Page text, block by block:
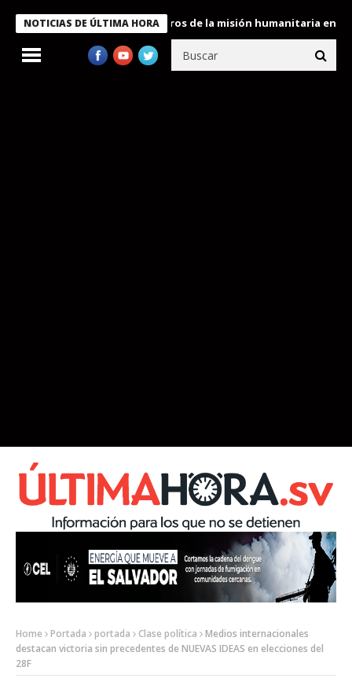
NOTICIAS DE ÚLTIMA HORA
condecora a miembros de la misión humanitaria enviada a
Home Portada portada Clase política
Medios internacionales
destacan victoria sin precedentes de NUEVAS IDEAS en elecciones del
28F